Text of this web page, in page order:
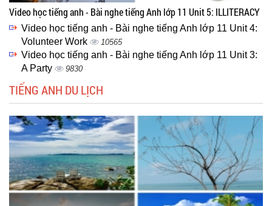
Video học tiếng anh - Bài nghe tiếng Anh lớp 11 Unit 5: ILLITERACY
Video học tiếng anh - Bài nghe tiếng Anh lớp 11 Unit 4:
Volunteer Work
10565
Video học tiếng anh - Bài nghe tiếng Anh lớp 11 Unit 3:
A Party
9830
TIẾNG ANH DU LỊCH